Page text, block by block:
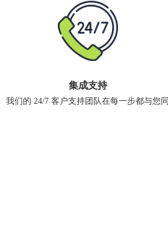
集成支持
我们的 24/7 客户支持团队在每一步都与您同